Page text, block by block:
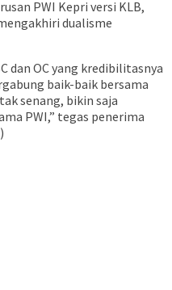
PWI Kepri versi KLB,
dualisme
dan OC yang kredibilitasnya
baik-baik bersama
senang, bikin saja
PWI,” tegas penerima
)